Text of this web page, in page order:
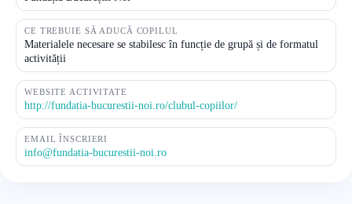
CE TREBUIE SĂ ADUCĂ COPILUL
Materialele necesare se stabilesc în funcție de grupă și de formatul
activității
WEBSITE ACTIVITATE
http://fundatia-bucurestii-noi.ro/clubul-copiilor/
EMAIL ÎNSCRIERI
info@fundatia-bucurestii-noi.ro